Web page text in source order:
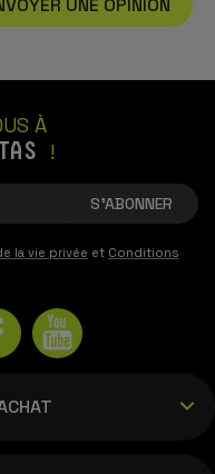
UNE OPINION
À
!
la vie privée et Conditions